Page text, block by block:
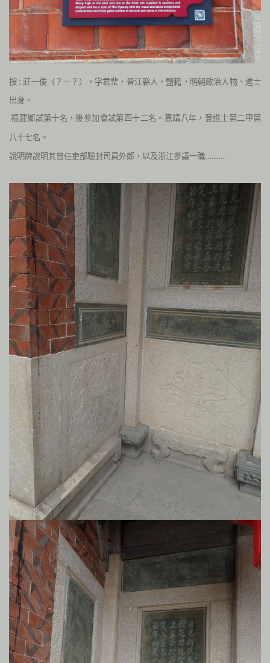
按 : 莊一俊（？－？），字君棐，晉江縣人，鹽籍，明朝政治人物、進士
出身。
福建鄉試第十名，後參加會試第四十二名。嘉靖八年，登進士第二甲第
八十七名 。
說明牌說明其曾任吏部驗封司員外郎，以及浙江參議一職………